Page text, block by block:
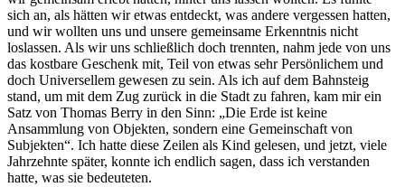
sich an, als hätten wir etwas entdeckt, was andere vergessen hatten,
und wir wollten uns und unsere gemeinsame Erkenntnis nicht
loslassen. Als wir uns schließlich doch trennten, nahm jede von uns
das kostbare Geschenk mit, Teil von etwas sehr Persönlichem und
doch Universellem gewesen zu sein. Als ich auf dem Bahnsteig
stand, um mit dem Zug zurück in die Stadt zu fahren, kam mir ein
Satz von Thomas Berry in den Sinn: „Die Erde ist keine
Ansammlung von Objekten, sondern eine Gemeinschaft von
Subjekten“. Ich hatte diese Zeilen als Kind gelesen, und jetzt, viele
Jahrzehnte später, konnte ich endlich sagen, dass ich verstanden
hatte, was sie bedeuteten.